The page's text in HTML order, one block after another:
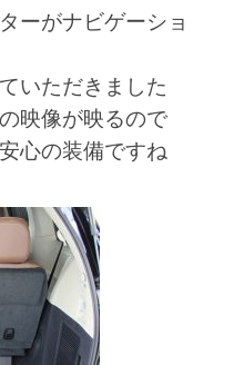
ーがナビゲーショ
いただきました
映像が映るので
心の装備ですね